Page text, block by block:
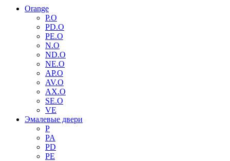
Orange
P.O
PD.O
PE.O
N.O
ND.O
NE.O
AP.O
AV.O
AX.O
SE.O
VE
Эмалевые двери
P
PA
PD
PE